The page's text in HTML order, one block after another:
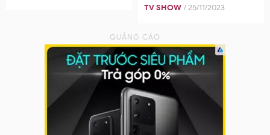
chuẩn beauty queen
TV SHOW / 25/11/2023